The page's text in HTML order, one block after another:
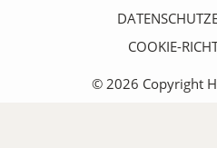
COOKIE-
© 2026 Copyright